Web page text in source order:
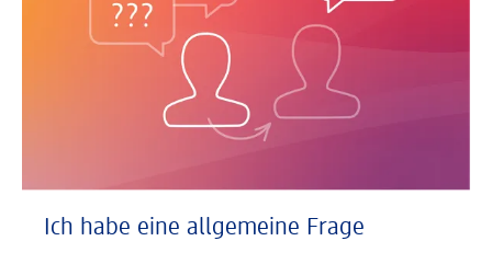
Ich habe eine allgemeine Frage